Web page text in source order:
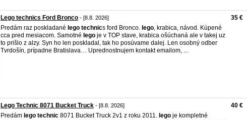
Lego technics Ford Bronco - [8.8. 2026]
Predám raz poskladané lego technics ford Bronco. lego, krabica, návod. Kúpené
cca pred mesiacom. Samotné lego je v TOP stave, krabica ošúchaná ale v takej uz
to prišlo z alzy. Syn ho len poskladal, tak ho posúvame dalej. Len osobný odber
Tvrdošín, prípadne Bratislava… Uprednostnujem kontakt emailom, ...
35 €
Lego Technic 8071 Bucket Truck - [8.8. 2026]
Predám lego technic 8071 Bucket Truck 2v1 z roku 2011. lego je kompletné
40 €